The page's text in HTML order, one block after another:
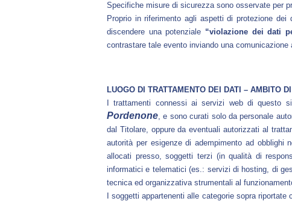
Specifiche misure di sicurezza sono osservate per
Proprio in riferimento agli aspetti di protezione
discendere una potenziale “violazione dei dati
contrastare tale evento inviando una
LUOGO DI TRATTAMENTO DEI DATI – AMBITO
I trattamenti connessi ai servizi web di questo
Pordenone, e sono curati solo da personale
dal Titolare, oppure da eventuali autorizzati al
autorità per esigenze di adempimento ad
allocati presso, soggetti terzi (in qualità di
informatici e telematici (es.: servizi di hosting, di
tecnica ed organizzativa strumentali al
I soggetti appartenenti alle categorie sopra